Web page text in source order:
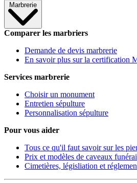
Marbrerie
Comparer les marbriers
Demande de devis marbrerie
En savoir plus sur la certification
Services marbrerie
Choisir un monument
Entretien sépulture
Personnalisation sépulture
Pour vous aider
Tous ce qu'il faut savoir sur les
Prix et modèles de caveaux
Cimetières, législiation et